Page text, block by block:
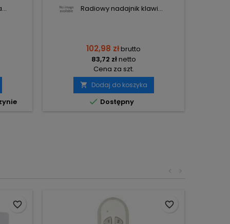
Radiowy nadajnik klawi...
102,98 złbrutto
83,72 złnetto
Cena za szt.
 Dodaj do koszyka
 Dostępny
>
<
favorite_border favorite_border